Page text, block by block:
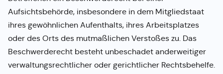
Aufsichtsbehörde, insbesondere in dem Mitgliedstaat
ihres gewöhnlichen Aufenthalts, ihres Arbeitsplatzes
oder des Orts des mutmaßlichen Verstoßes zu. Das
Beschwerderecht besteht unbeschadet anderweitiger
verwaltungsrechtlicher oder gerichtlicher Rechtsbehelfe.